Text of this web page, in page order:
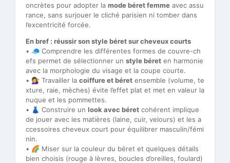
oncrètes pour adopter la mode béret femme avec assu
rance, sans surjouer le cliché parisien ni tomber dans
l’excentricité forcée.
En bref : réussir son style béret sur cheveux courts
• 🧢 Comprendre les différentes formes de couvre-ch
efs permet de sélectionner un style béret en harmonie
avec la morphologie du visage et la coupe courte.
• 💇‍♀️ Travailler la coiffure et béret ensemble (volume, te
xture, raie, mèches) évite l’effet plat et met en valeur la
nuque et les pommettes.
• 👗 Construire un look avec béret cohérent implique
de jouer avec les matières (laine, cuir, velours) et les a
ccessoires cheveux court pour équilibrer masculin/fémi
nin.
• 🌈 Miser sur la couleur du béret et quelques détails
bien choisis (rouge à lèvres, boucles d’oreilles, foulard)